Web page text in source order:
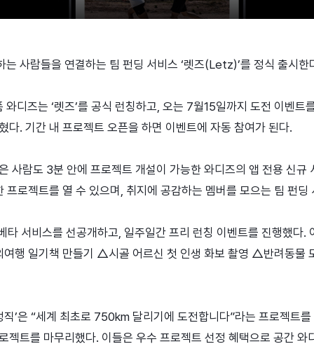
는 사람들을 연결하는 팀 펀딩 서비스 ‘렛즈(Letz)’를 정식 출시
와디즈는 ‘렛즈’를 공식 런칭하고, 오는 7월15일까지 도전 이벤트
다. 기간 내 프로젝트 오픈을 하면 이벤트에 자동 참여가 된다.
사람도 3분 안에 프로젝트 개설이 가능한 와디즈의 앱 전용 신규
프로젝트를 열 수 있으며, 취지에 공감하는 멤버를 모으는 팀 펀
타 서비스를 선공개하고, 일주일간 프리 런칭 이벤트를 진행했다
행 일기책 만들기 △시골 어르신 첫 인생 화보 촬영 △반려동물
직’은 “세계 최초로 750km 달리기에 도전합니다”라는 프로젝트
젝트를 마무리했다. 이들은 우수 프로젝트 선정 혜택으로 공간 와